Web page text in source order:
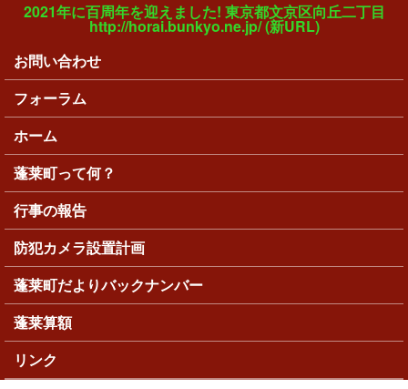
2021年に百周年を迎えました! 東京都文京区向丘二丁目
http://horai.bunkyo.ne.jp/ (新URL)
メインメニュー
お問い合わせ
フォーラム
ホーム
蓬莱町って何？
行事の報告
防犯カメラ設置計画
蓬莱町だよりバックナンバー
蓬莱算額
リンク